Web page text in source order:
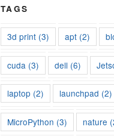
TAGS
3d print (3) apt (2)
cuda (3) dell (6)
laptop (2) launchpad (2)
MicroPython (3) nature